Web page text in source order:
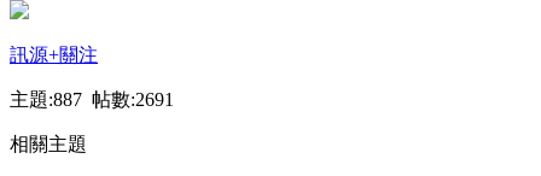
訊源+關注
主題:887 帖數:2691
相關主題